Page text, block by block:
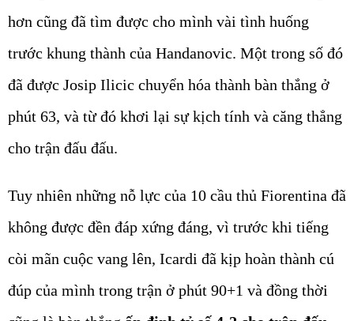
hơn cũng đã tìm được cho mình vài tình huống
trước khung thành của Handanovic. Một trong số đó
đã được Josip Ilicic chuyển hóa thành bàn thắng ở
phút 63, và từ đó khơi lại sự kịch tính và căng thẳng
cho trận đấu đấu.
Tuy nhiên những nỗ lực của 10 cầu thủ Fiorentina đã
không được đền đáp xứng đáng, vì trước khi tiếng
còi mãn cuộc vang lên, Icardi đã kịp hoàn thành cú
đúp của mình trong trận ở phút 90+1 và đồng thời